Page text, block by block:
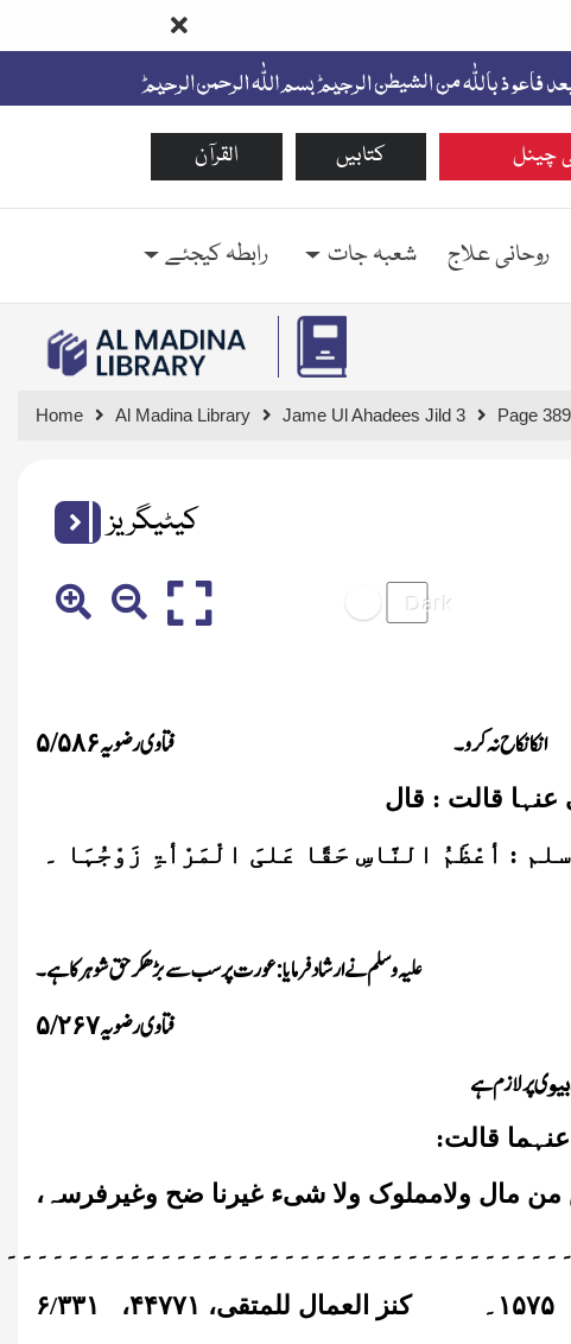
القرآن کتابیں چینل
روحانی علاج شعبہ جات رابطہ کیجئے
Home Al Madina Library Jame Ul Ahadees Jild 3 Page 389
کیٹیگریز
انکا نکاح نہ کرو ۔
فتاوی رضویہ ۵/۵۸۶
عنہا قالت : قال
: أعْظَمُ النَّاسِ حَقًا عَلیَ الْمَرْأۃِ زَوْجُہَا ۔
علیہ وسلم نے ارشاد فرمایا : عورت پر سب سے بڑھکر حق شوہر کا ہے ۔
فتاوی رضویہ
۵/۲۶۷
بیوی پر لازم ہے
قالت:
من مال ولامملوک ولا شیء غیرنا ضح وغیرفرسہ،
۱۵۷۵ ۔ کنز العمال للمتقی، ۴۴۷۷۱، ۶/۳۳۱